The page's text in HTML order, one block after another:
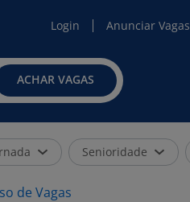
Login Anunciar Vagas
ACHAR VAGAS
Senioridade
de Vagas